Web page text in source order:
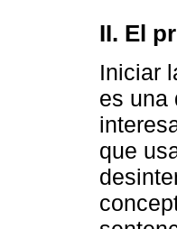
II. El
Iniciar
es una
que